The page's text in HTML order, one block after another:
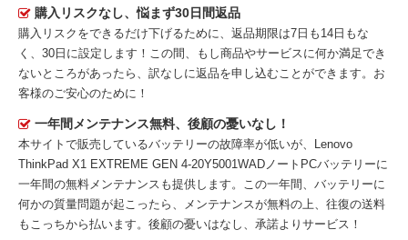
購入リスクなし、悩まず30日間返品
購入リスクをできるだけ下げるために、返品期限は7日も14日もな
く、30日に設定します！この間、もし商品やサービスに何か満足でき
ないところがあったら、訳なしに返品を申し込むことができます。お
客様のご安心のために！
一年間メンテナンス無料、後顧の憂いなし！
本サイトで販売しているバッテリーの故障率が低いが、
Lenovo
ThinkPad X1 EXTREME GEN 4-20Y5001WADノートPCバッテリーに
一年間の無料メンテナンスも提供します。この一年間、バッテリーに
何かの質量問題が起こったら、メンテナンスが無料の上、往復の送料
もこっちから払います。後顧の憂いはなし、承諾よりサービス！